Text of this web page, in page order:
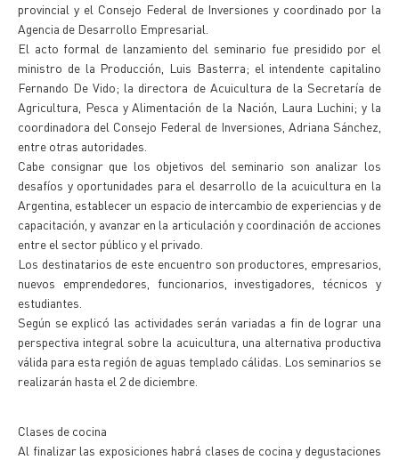
provincial y el Consejo Federal de Inversiones y coordinado por la
Agencia de Desarrollo Empresarial.
El acto formal de lanzamiento del seminario fue presidido por el
ministro de la Producción, Luis Basterra; el intendente capitalino
Fernando De Vido; la directora de Acuicultura de la Secretaría de
Agricultura, Pesca y Alimentación de la Nación, Laura Luchini; y la
coordinadora del Consejo Federal de Inversiones, Adriana Sánchez,
entre otras autoridades.
Cabe consignar que los objetivos del seminario son analizar los
desafíos y oportunidades para el desarrollo de la acuicultura en la
Argentina, establecer un espacio de intercambio de experiencias y de
capacitación, y avanzar en la articulación y coordinación de acciones
entre el sector público y el privado.
Los destinatarios de este encuentro son productores, empresarios,
nuevos emprendedores, funcionarios, investigadores, técnicos y
estudiantes.
Según se explicó las actividades serán variadas a fin de lograr una
perspectiva integral sobre la acuicultura, una alternativa productiva
válida para esta región de aguas templado cálidas. Los seminarios se
realizarán hasta el 2 de diciembre.
Clases de cocina
Al finalizar las exposiciones habrá clases de cocina y degustaciones